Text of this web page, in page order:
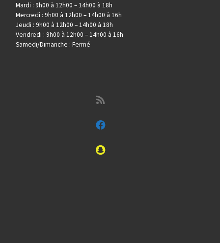
Mardi : 9h00 à 12h00 – 14h00 à 18h
Mercredi : 9h00 à 12h00 – 14h00 à 16h
Jeudi : 9h00 à 12h00 – 14h00 à 18h
Vendredi : 9h00 à 12h00 – 14h00 à 16h
Samedi/Dimanche : Fermé